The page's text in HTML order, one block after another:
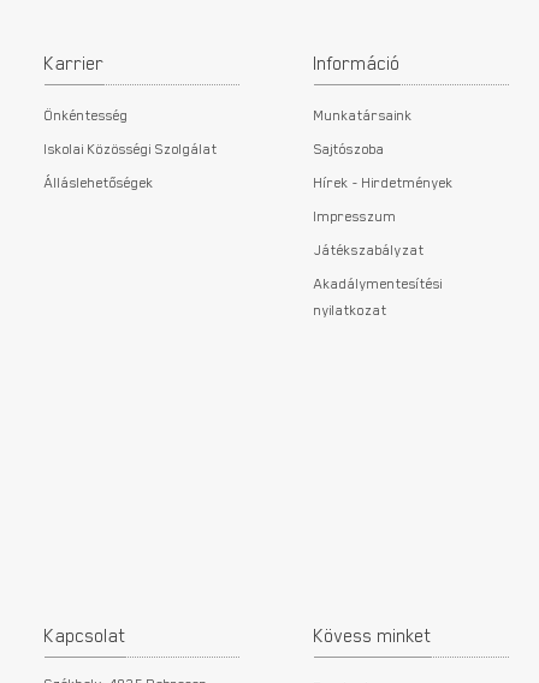
Karrier
Önkéntesség
Iskolai Közösségi Szolgálat
Álláslehetőségek
Információ
Munkatársaink
Sajtószoba
Hírek - Hirdetmények
Impresszum
Játékszabályzat
Akadálymentesítési
nyilatkozat
Kapcsolat Kövess minket